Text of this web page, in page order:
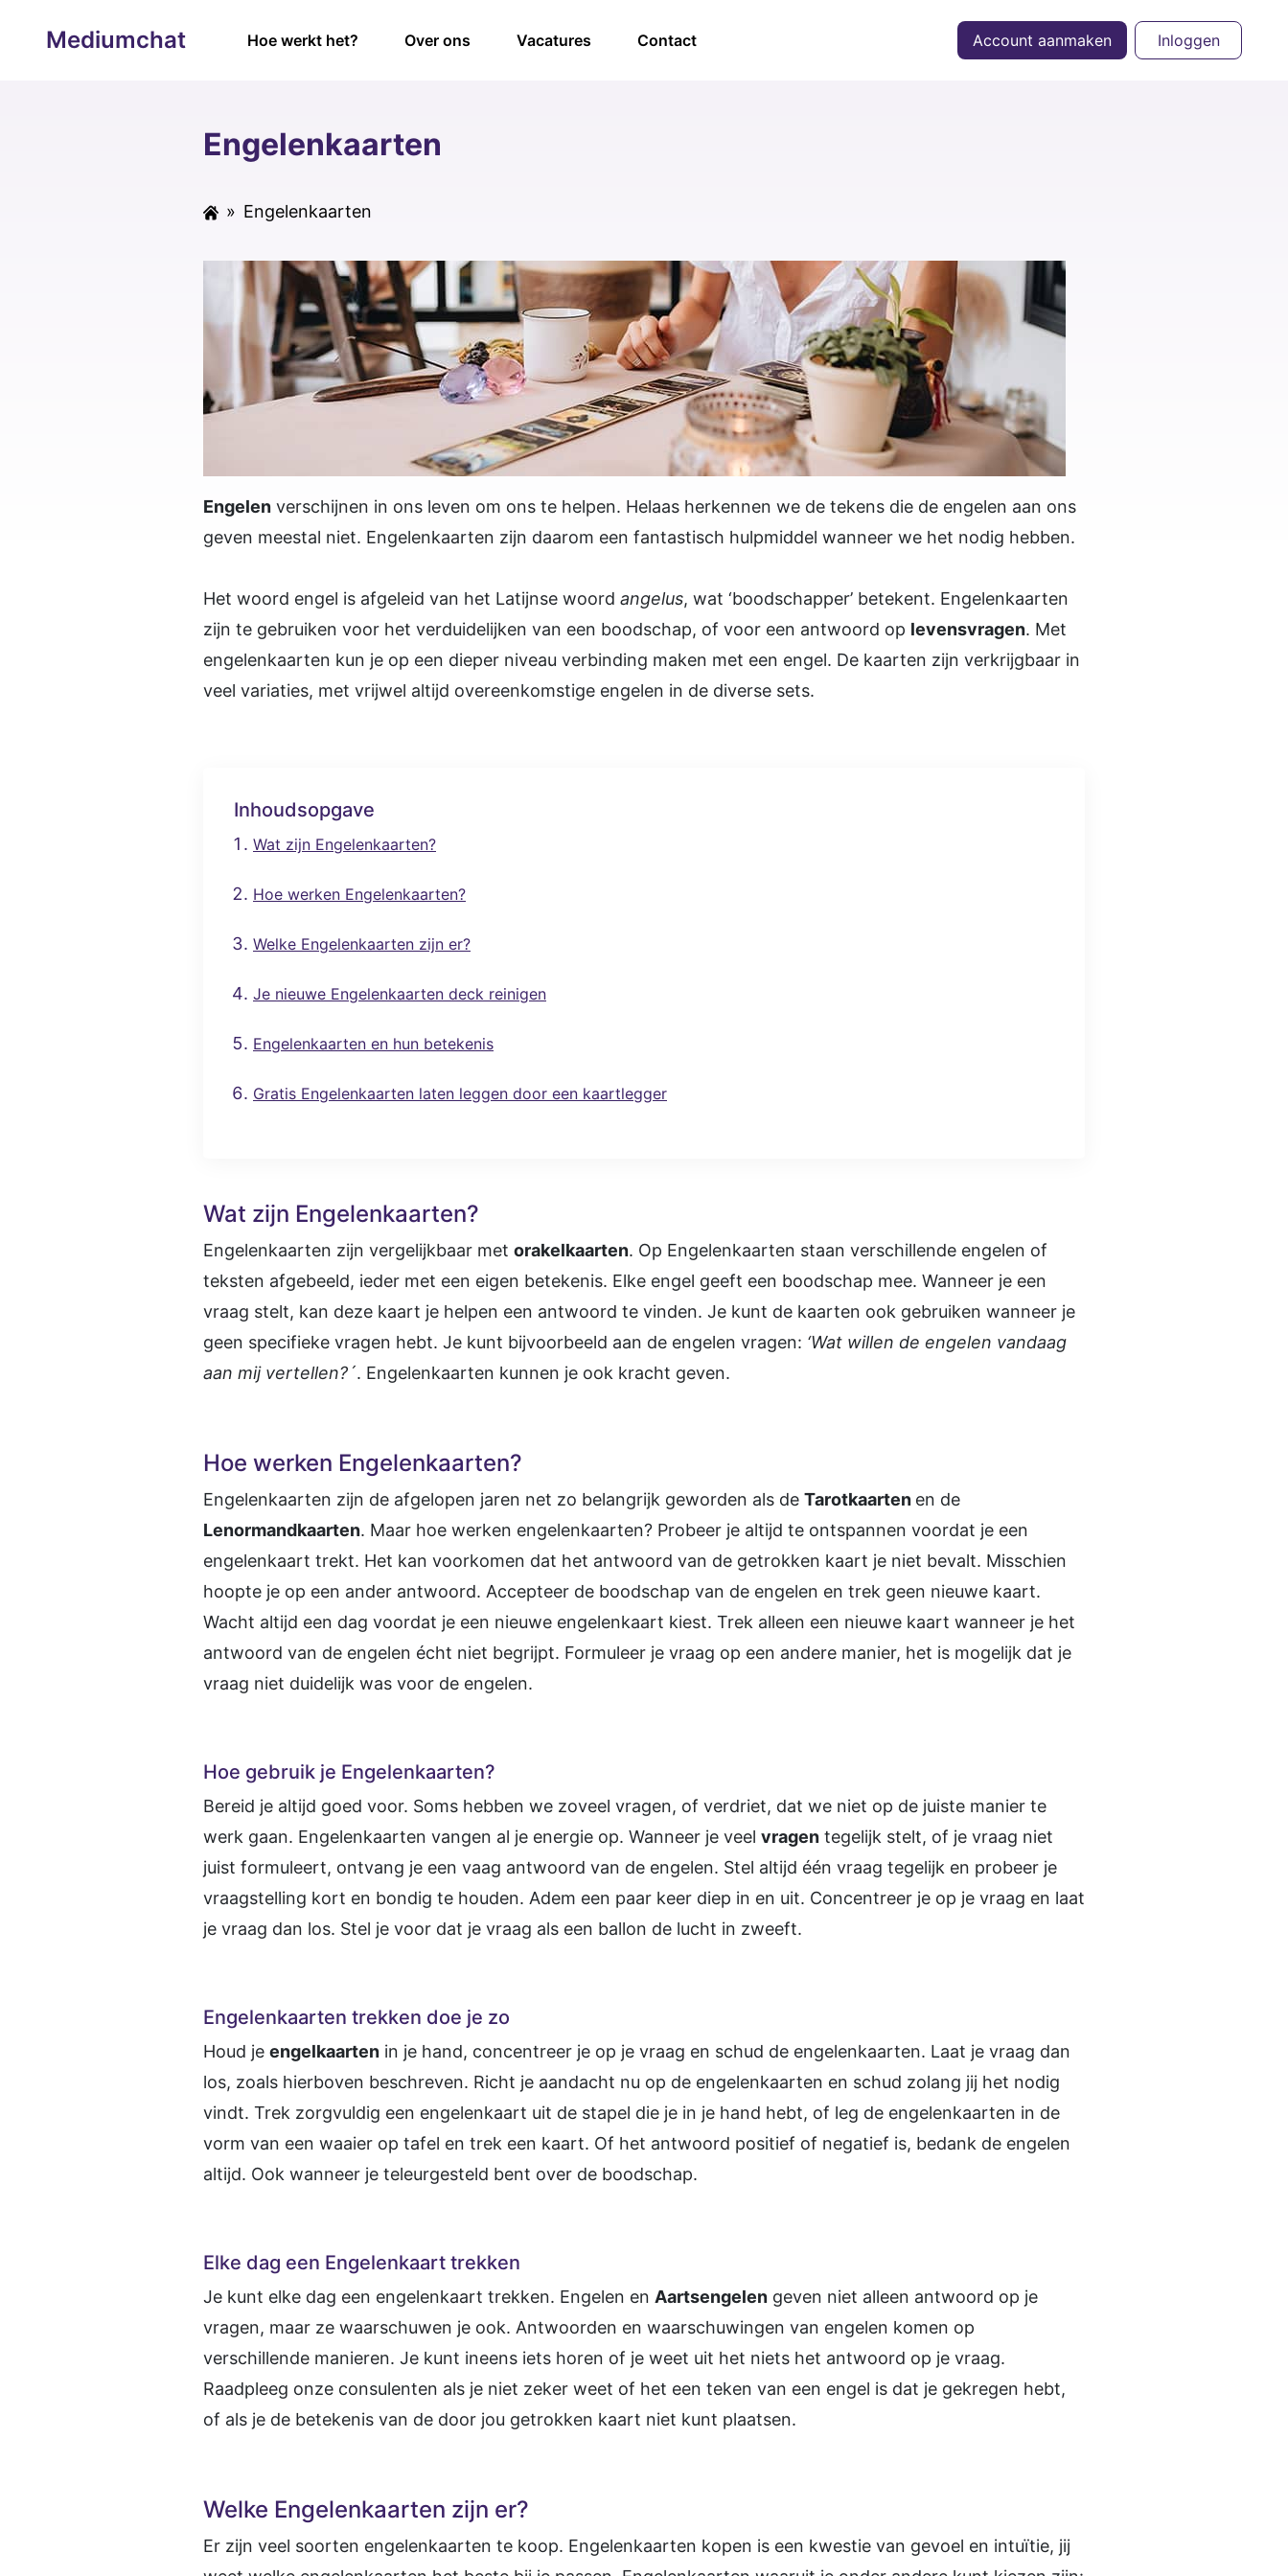
Mediumchat Hoe werkt het? Over ons Vacatures Contact Account aanmaken Inloggen
Engelenkaarten
» Engelenkaarten
Engelen verschijnen in ons leven om ons te helpen. Helaas herkennen we de tekens die de engelen aan ons
geven meestal niet. Engelenkaarten zijn daarom een fantastisch hulpmiddel wanneer we het nodig hebben.
Het woord engel is afgeleid van het Latijnse woord angelus, wat ‘boodschapper’ betekent. Engelenkaarten
zijn te gebruiken voor het verduidelijken van een boodschap, of voor een antwoord op levensvragen. Met
engelenkaarten kun je op een dieper niveau verbinding maken met een engel. De kaarten zijn verkrijgbaar in
veel variaties, met vrijwel altijd overeenkomstige engelen in de diverse sets.
Inhoudsopgave
Wat zijn Engelenkaarten?
Hoe werken Engelenkaarten?
Welke Engelenkaarten zijn er?
Je nieuwe Engelenkaarten deck reinigen
Engelenkaarten en hun betekenis
Gratis Engelenkaarten laten leggen door een kaartlegger
Wat zijn Engelenkaarten?
Engelenkaarten zijn vergelijkbaar met orakelkaarten. Op Engelenkaarten staan verschillende engelen of
teksten afgebeeld, ieder met een eigen betekenis. Elke engel geeft een boodschap mee. Wanneer je een
vraag stelt, kan deze kaart je helpen een antwoord te vinden. Je kunt de kaarten ook gebruiken wanneer je
geen specifieke vragen hebt. Je kunt bijvoorbeeld aan de engelen vragen: ‘Wat willen de engelen vandaag
aan mij vertellen?´. Engelenkaarten kunnen je ook kracht geven.
Hoe werken Engelenkaarten?
Engelenkaarten zijn de afgelopen jaren net zo belangrijk geworden als de Tarotkaarten en de
Lenormandkaarten. Maar hoe werken engelenkaarten? Probeer je altijd te ontspannen voordat je een
engelenkaart trekt. Het kan voorkomen dat het antwoord van de getrokken kaart je niet bevalt. Misschien
hoopte je op een ander antwoord. Accepteer de boodschap van de engelen en trek geen nieuwe kaart.
Wacht altijd een dag voordat je een nieuwe engelenkaart kiest. Trek alleen een nieuwe kaart wanneer je het
antwoord van de engelen écht niet begrijpt. Formuleer je vraag op een andere manier, het is mogelijk dat je
vraag niet duidelijk was voor de engelen.
Hoe gebruik je Engelenkaarten?
Bereid je altijd goed voor. Soms hebben we zoveel vragen, of verdriet, dat we niet op de juiste manier te
werk gaan. Engelenkaarten vangen al je energie op. Wanneer je veel vragen tegelijk stelt, of je vraag niet
juist formuleert, ontvang je een vaag antwoord van de engelen. Stel altijd één vraag tegelijk en probeer je
vraagstelling kort en bondig te houden. Adem een paar keer diep in en uit. Concentreer je op je vraag en laat
je vraag dan los. Stel je voor dat je vraag als een ballon de lucht in zweeft.
Engelenkaarten trekken doe je zo
Houd je engelkaarten in je hand, concentreer je op je vraag en schud de engelenkaarten. Laat je vraag dan
los, zoals hierboven beschreven. Richt je aandacht nu op de engelenkaarten en schud zolang jij het nodig
vindt. Trek zorgvuldig een engelenkaart uit de stapel die je in je hand hebt, of leg de engelenkaarten in de
vorm van een waaier op tafel en trek een kaart. Of het antwoord positief of negatief is, bedank de engelen
altijd. Ook wanneer je teleurgesteld bent over de boodschap.
Elke dag een Engelenkaart trekken
Je kunt elke dag een engelenkaart trekken. Engelen en Aartsengelen geven niet alleen antwoord op je
vragen, maar ze waarschuwen je ook. Antwoorden en waarschuwingen van engelen komen op
verschillende manieren. Je kunt ineens iets horen of je weet uit het niets het antwoord op je vraag.
Raadpleeg onze consulenten als je niet zeker weet of het een teken van een engel is dat je gekregen hebt,
of als je de betekenis van de door jou getrokken kaart niet kunt plaatsen.
Welke Engelenkaarten zijn er?
Er zijn veel soorten engelenkaarten te koop. Engelenkaarten kopen is een kwestie van gevoel en intuïtie, jij